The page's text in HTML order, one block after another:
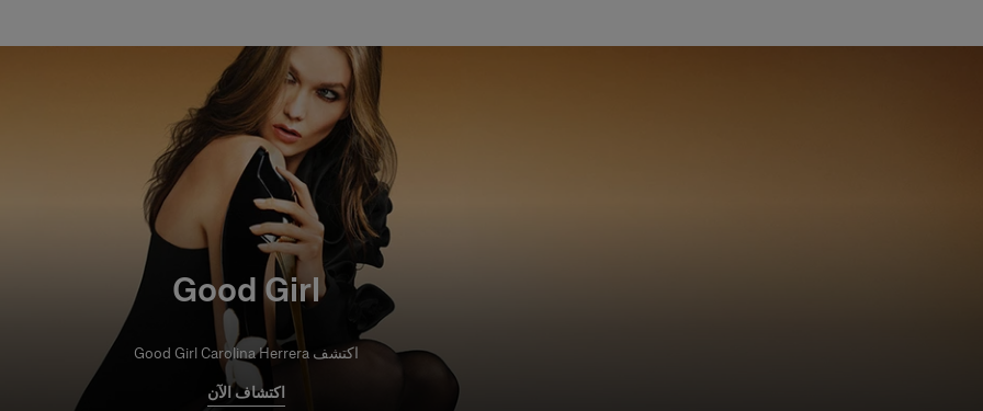
Good Girl
اكتشف Good Girl Carolina Herrera
اكتشاف الآن